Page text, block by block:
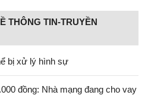
THÔNG TIN-TRUYỀN
bị xử lý hình sự
đồng: Nhà mạng đang cho vay